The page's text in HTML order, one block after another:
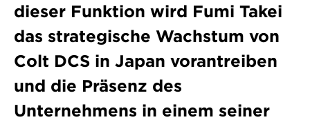
dieser Funktion wird Fumi Takei
das strategische Wachstum von
Colt DCS in Japan vorantreiben
und die Präsenz des
Unternehmens in einem seiner